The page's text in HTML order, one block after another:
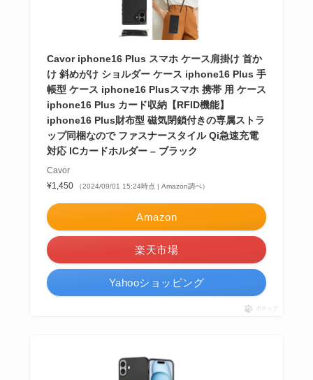
Cavor iphone16 Plus スマホ ケース肩掛け 首か
け 斜めがけ ショルダー ケース iphone16 Plus 手
帳型 ケース iphone16 Plusスマホ 携帯 用 ケース
iphone16 Plus カード収納【RFID機能】
iphone16 Plus財布型 磁気閉鎖付きの専属ストラ
ップ同梱なので ファスナースタイル Qi急速充電
対応 ICカードホルダー – ブラック
Cavor
¥1,450
（2024/09/01 15:24時点 | Amazon調べ）
Amazon
楽天市場
Yahooショッピング
ポチップ